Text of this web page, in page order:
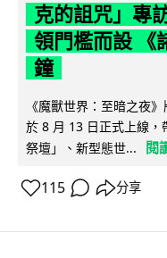
克的詛咒」專
領門檻而設 《
鐘
《魔獸世界：至暗之夜
於 8 月 13 日正式上線，
祭壇」、新型態世...
閱
115 分享